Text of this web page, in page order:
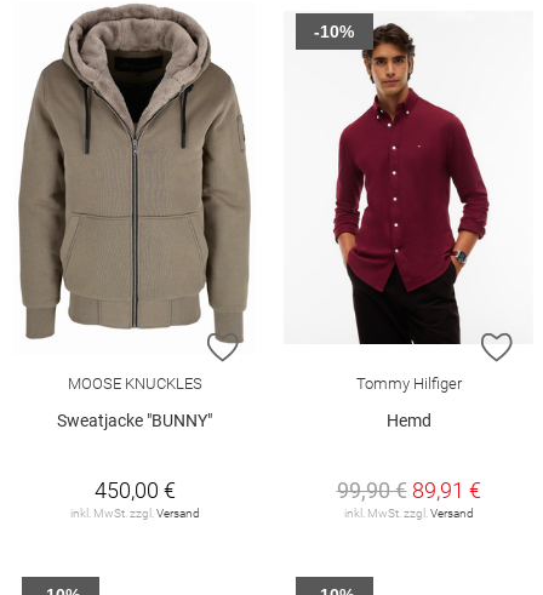
ZUR WUNSCHLISTE HINZUFÜGEN
MOOSE KNUCKLES
Sweatjacke "BUNNY"
450,00 €
inkl. MwSt. zzgl. Versand
Tommy Hilfiger
Hemd
99,90 € 89,91 €
inkl. MwSt. zzgl. Versand
-10%